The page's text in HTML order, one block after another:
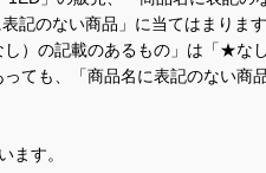
のない商品」に当てはまります
の記載のあるもの」は「★な
も、「商品名に表記のない商
ます。